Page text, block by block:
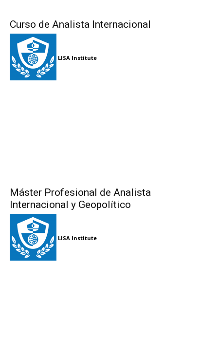
Curso de Analista Internacional
LISA Institute
Máster Profesional de Analista
Internacional y Geopolítico
LISA Institute